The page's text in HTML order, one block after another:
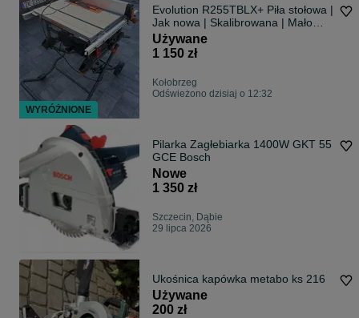
Evolution R255TBLX+ Piła stołowa |
Jak nowa | Skalibrowana | Mało
używana. Z Wózkiem
Używane
1 150 zł
Kołobrzeg
Odświeżono dzisiaj o 12:32
Pilarka Zagłebiarka 1400W GKT 55
GCE Bosch
Nowe
1 350 zł
Szczecin, Dąbie
29 lipca 2026
Ukośnica kapówka metabo ks 216
Używane
200 zł
WYRÓŻNIONE